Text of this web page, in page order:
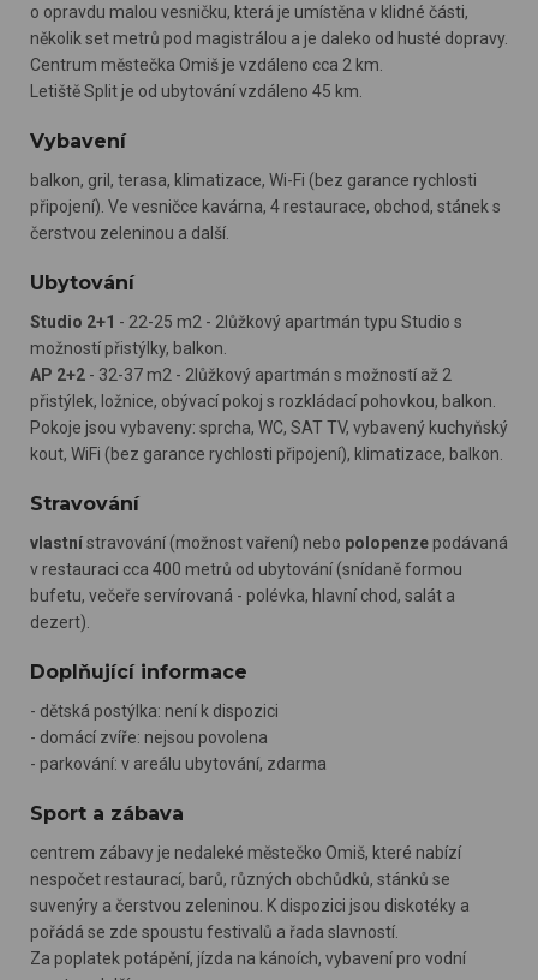
o opravdu malou vesničku, která je umístěna v klidné části,
několik set metrů pod magistrálou a je daleko od husté dopravy.
Centrum městečka Omiš je vzdáleno cca 2 km.
Letiště Split je od ubytování vzdáleno 45 km.
Vybavení
balkon, gril, terasa, klimatizace, Wi-Fi (bez garance rychlosti
připojení). Ve vesničce kavárna, 4 restaurace, obchod, stánek s
čerstvou zeleninou a další.
Ubytování
Studio 2+1 - 22-25 m2 - 2lůžkový apartmán typu Studio s
možností přistýlky, balkon.
AP 2+2 - 32-37 m2 - 2lůžkový apartmán s možností až 2
přistýlek, ložnice, obývací pokoj s rozkládací pohovkou, balkon.
Pokoje jsou vybaveny: sprcha, WC, SAT TV, vybavený kuchyňský
kout, WiFi (bez garance rychlosti připojení), klimatizace, balkon.
Stravování
vlastnístravování (možnost vaření) nebo polopenze podávaná
v restauraci cca 400 metrů od ubytování (snídaně formou
bufetu, večeře servírovaná - polévka, hlavní chod, salát a
dezert).
Doplňující informace
- dětská postýlka: není k dispozici
- domácí zvíře: nejsou povolena
- parkování: v areálu ubytování, zdarma
Sport a zábava
centrem zábavy je nedaleké městečko Omiš, které nabízí
nespočet restaurací, barů, různých obchůdků, stánků se
suvenýry a čerstvou zeleninou. K dispozici jsou diskotéky a
pořádá se zde spoustu festivalů a řada slavností.
Za poplatek potápění, jízda na kánoích, vybavení pro vodní